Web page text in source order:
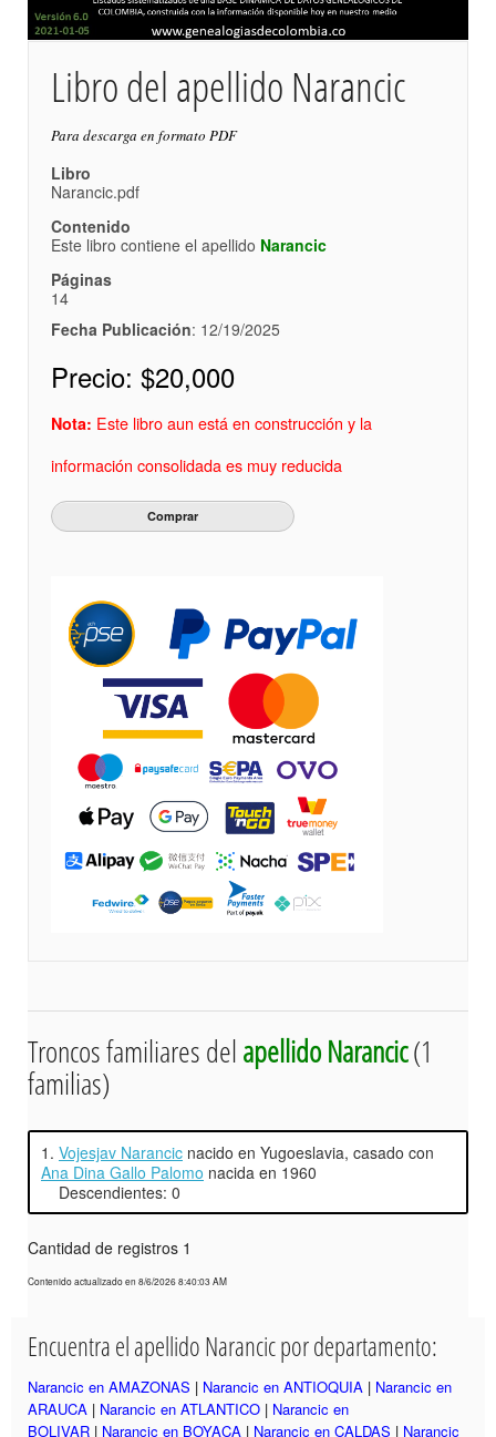
Libro del apellido Narancic
Para descarga en formato PDF
Libro
Narancic.pdf
Contenido
Este libro contiene el apellido Narancic
Páginas
14
Fecha Publicación: 12/19/2025
Precio: $20,000
Nota: Este libro aun está en construcción y la
información consolidada es muy reducida
Troncos familiares delapellido Narancic(1
familias)
1. Vojesjav Narancic nacido en Yugoeslavia, casado con
Ana Dina Gallo Palomo nacida en 1960
Descendientes: 0
Cantidad de registros 1
Contenido actualizado en 8/6/2026 8:40:03 AM
Encuentra el apellido Narancic por departamento:
Narancic en AMAZONAS | Narancic en ANTIOQUIA | Narancic en
ARAUCA | Narancic en ATLANTICO | Narancic en
BOLIVAR | Narancic en BOYACA | Narancic en CALDAS | Narancic